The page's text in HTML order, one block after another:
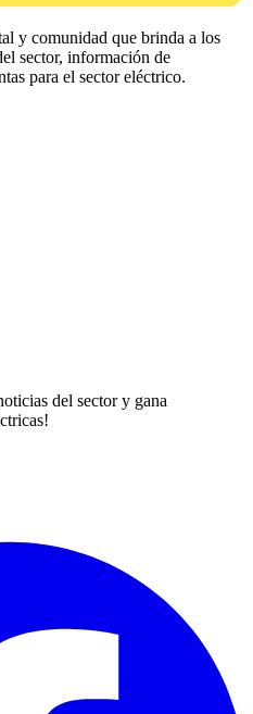
y comunidad que brinda a los
sector, información de
para el sector eléctrico.
del sector y gana